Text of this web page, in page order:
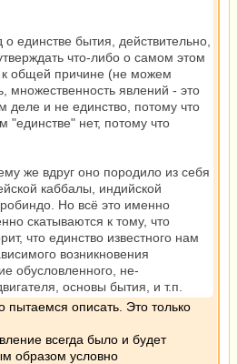
единстве бытия, действительно,
что-либо о самом этом
общей причине (не можем
множественность явлений - это
деле и не единство, потому что
"единстве" нет, потому что
же вдруг оно породило из себя
каббалы, индийской
Но всё это именно
скатываются к тому, что
что единство известного нам
возникновения
обусловленного, не-
основы бытия, и т.п.
пытаемся описать. Это только
всегда было и будет
образом условно